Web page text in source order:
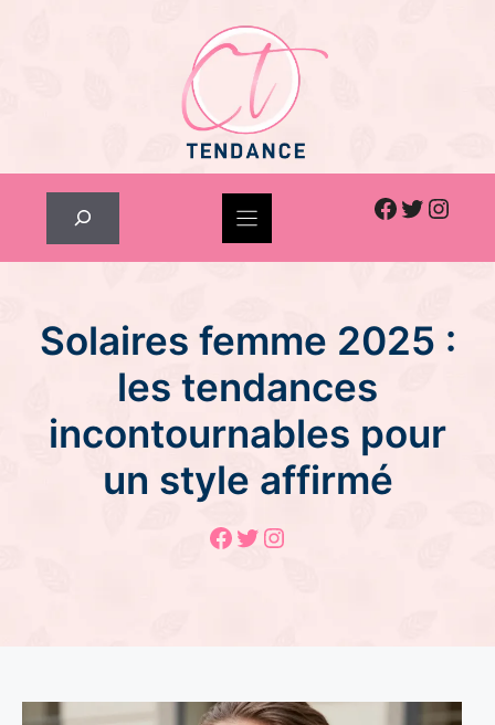
Facebook
Twitter
Solaires femme 2025 :
les tendances
incontournables pour
un style affirmé
Facebook
Twitter
Instagram